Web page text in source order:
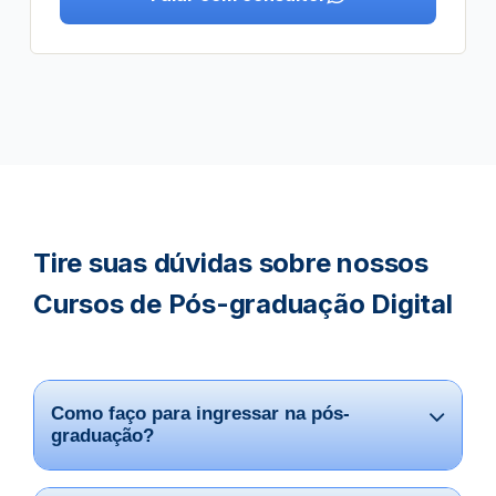
Tire suas dúvidas sobre nossos
Cursos de Pós-graduação Digital
Como faço para ingressar na pós-
graduação?